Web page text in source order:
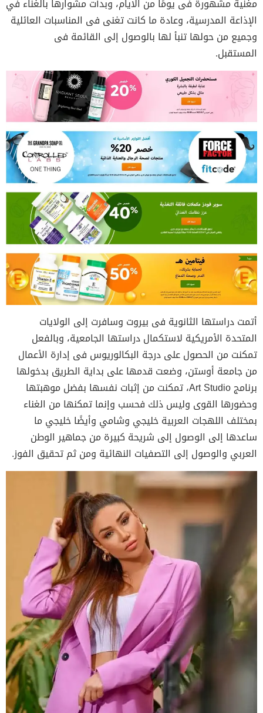
مغنية مشهورة فى يومًا من الايام، وبدأت مشوارها بالغناء في
الإذاعة المدرسية، وعادة ما كانت تغنى فى المناسبات العائلية
وجميع من حولها تنبأ لها بالوصول إلى القائمة فى
المستقبل.
أتمت دراستها الثانوية فى بيروت وسافرت إلى الولايات
المتحدة الأمريكية لاستكمال دراستها الجامعية، وبالفعل
تمكنت من الحصول على درجة البكالوريوس فى إدارة الأعمال
من جامعة أوستن، وضعت قدمها على بداية الطريق بدخولها
برنامج Art Studio، تمكنت من إثبات نفسها بفضل موهبتها
وحضورها القوى وليس ذلك فحسب وإنما تمكنها من الغناء
بمختلف اللهجات العربية خليجي وشامي وأيضًا خليجي ما
ساعدها إلى الوصول إلى شريحة كبيرة من جماهير الوطن
العربي والوصول إلى التصفيات النهائية ومن ثم تحقيق الفوز.